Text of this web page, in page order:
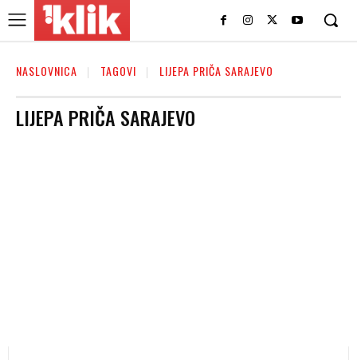
NASLOVNICA TAGOVI LIJEPA PRIČA SARAJEVO
LIJEPA PRIČA SARAJEVO